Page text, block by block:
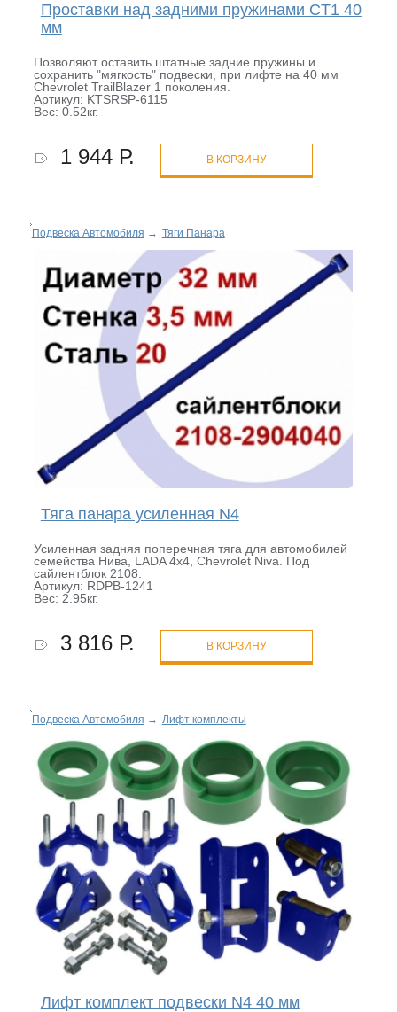
Проставки над задними пружинами CT1 40
мм
Позволяют оставить штатные задние пружины и
сохранить "мягкость" подвески, при лифте на 40 мм
Chevrolet TrailBlazer 1 поколения.
Артикул: KTSRSP-6115
Вес: 0.52кг.
1 944 Р. В КОРЗИНУ
Подвеска Автомобиля → Тяги Панара
Тяга панара усиленная N4
Усиленная задняя поперечная тяга для автомобилей
семейства Нива, LADA 4x4, Chevrolet Niva. Под
сайлентблок 2108.
Артикул: RDPB-1241
Вес: 2.95кг.
3 816 Р. В КОРЗИНУ
Подвеска Автомобиля → Лифт комплекты
Лифт комплект подвески N4 40 мм